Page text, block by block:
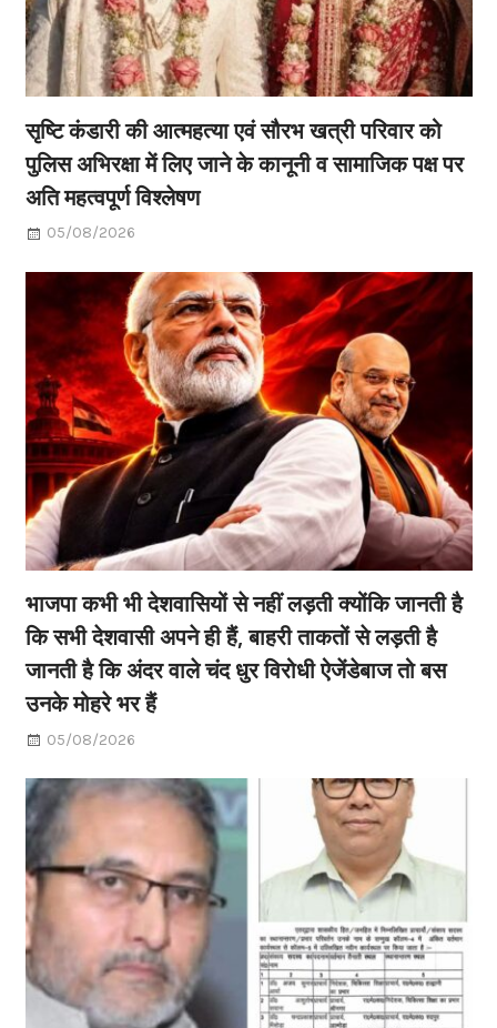
सृष्टि कंडारी की आत्महत्या एवं सौरभ खत्री परिवार को
पुलिस अभिरक्षा में लिए जाने के कानूनी व सामाजिक पक्ष पर
अति महत्वपूर्ण विश्लेषण
05/08/2026
भाजपा कभी भी देशवासियों से नहीं लड़ती क्योंकि जानती है
कि सभी देशवासी अपने ही हैं, बाहरी ताकतों से लड़ती है
जानती है कि अंदर वाले चंद धुर विरोधी ऐजेंडेबाज तो बस
उनके मोहरे भर हैं
05/08/2026